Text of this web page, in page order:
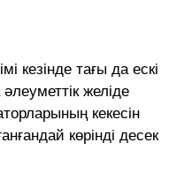
кезінде тағы да ескі
желіде
кекесін
көрінді десек